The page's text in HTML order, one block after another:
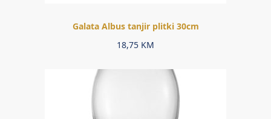
Galata Albus tanjir plitki 30cm
18,75 KM